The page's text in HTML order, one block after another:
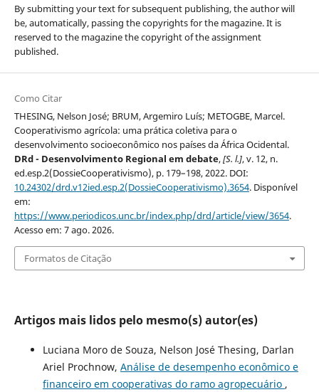
By submitting your text for subsequent publishing, the author will
be, automatically, passing the copyrights for the magazine. It is
reserved to the magazine the copyright of the assignment
published.
Como Citar
THESING, Nelson José; BRUM, Argemiro Luís; METOGBE, Marcel.
Cooperativismo agrícola: uma prática coletiva para o
desenvolvimento socioeconômico nos países da África Ocidental.
DRd - Desenvolvimento Regional em debate,[S. l.], v. 12, n.
ed.esp.2(DossieCooperativismo), p. 179–198, 2022. DOI:
10.24302/drd.v12ied.esp.2(DossieCooperativismo).3654. Disponível
em:
https://www.periodicos.unc.br/index.php/drd/article/view/3654.
Acesso em: 7 ago. 2026.
Formatos de Citação
Artigos mais lidos pelo mesmo(s) autor(es)
Luciana Moro de Souza, Nelson José Thesing, Darlan
Ariel Prochnow, Análise de desempenho econômico e
financeiro em cooperativas do ramo agropecuário ,